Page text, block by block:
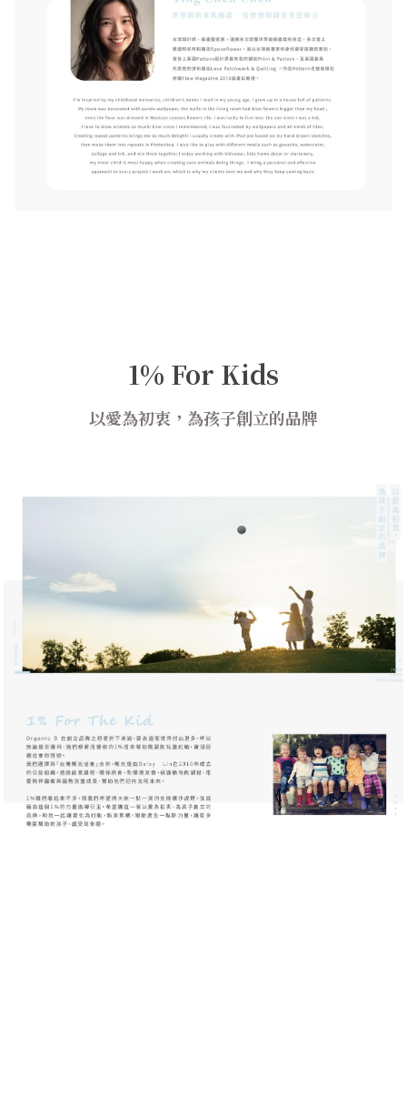
1% For Kids
以愛為初衷，為孩子創立的品牌